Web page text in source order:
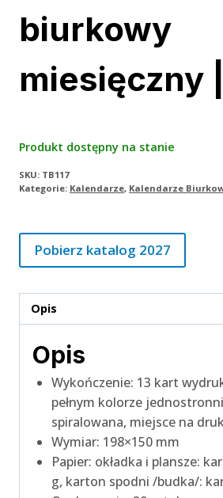
biurkowy
miesięczny |
Produkt dostępny na stanie
SKU: TB117
Kategorie: Kalendarze, Kalendarze
Pobierz katalog 2027
Opis
Opis
Wykończenie: 13 kart
pełnym kolorze
spiralowana, miejsce na
Wymiar: 198×150 mm
Papier: okładka i plansze:
g, karton spodni /budka/: